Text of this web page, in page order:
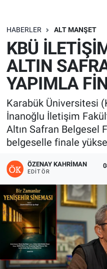
HABERLER ALT MANŞET
KBÜ
ALTIN
YAPIMLA
Karabük Üniversitesi
İnanoğlu İletişim
Altın Safran Belgesel
belgeselle finale
ÖZENAY KAHRIMAN
EDITÖR